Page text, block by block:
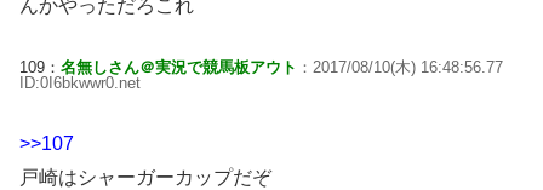
んかやっただろこれ
109： 名無しさん＠実況で競馬板アウト ：2017/08/10(木) 16:48:56.77
ID:0I6bkwwr0.net
>>107
戸崎はシャーガーカップだぞ